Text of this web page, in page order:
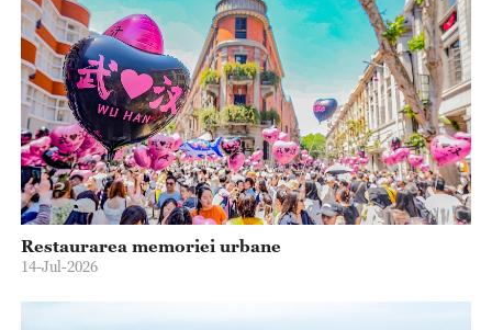
Restaurarea memoriei urbane
14-Jul-2026